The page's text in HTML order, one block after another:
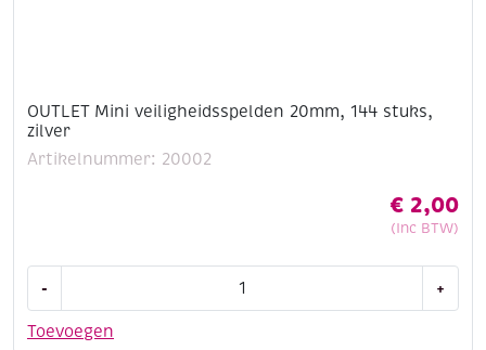
OUTLET Mini veiligheidsspelden 20mm, 144 stuks,
zilver
Artikelnummer: 20002
€ 2,00
(Inc BTW)
Toevoegen
-
veiligheidsspelden
+